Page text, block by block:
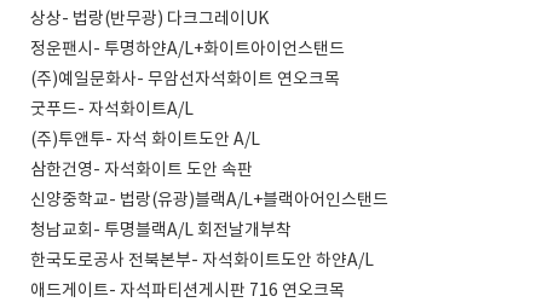
상상- 법랑(반무광) 다크그레이UK
정운팬시- 투명하얀A/L+화이트아이언스탠드
(주)예일문화사- 무암선자석화이트 연오크목
굿푸드- 자석화이트A/L
(주)투앤투- 자석 화이트도안 A/L
삼한건영- 자석화이트 도안 속판
신양중학교- 법랑(유광)블랙A/L+블랙아어인스탠드
청남교회- 투명블랙A/L 회전날개부착
한국도로공사 전북본부- 자석화이트도안 하얀A/L
애드게이트- 자석파티션게시판 716 연오크목